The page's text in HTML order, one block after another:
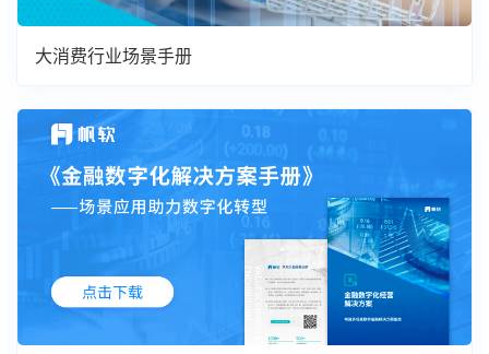
大消费行业场景手册